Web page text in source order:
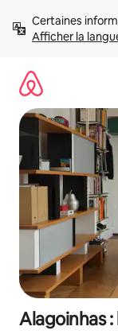
directement
Afficher la
Alagoinhas